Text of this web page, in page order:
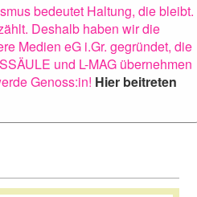
bedeutet Haltung, die bleibt.
Deshalb haben wir die
Medien eG i.Gr. gegründet, die
und L-MAG übernehmen
Genoss:in! Hier beitreten